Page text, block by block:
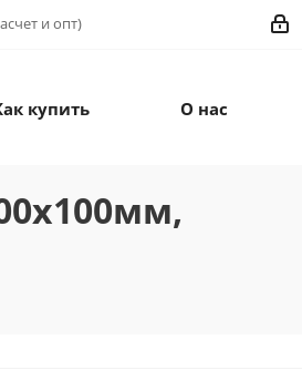
и опт)
купить О нас